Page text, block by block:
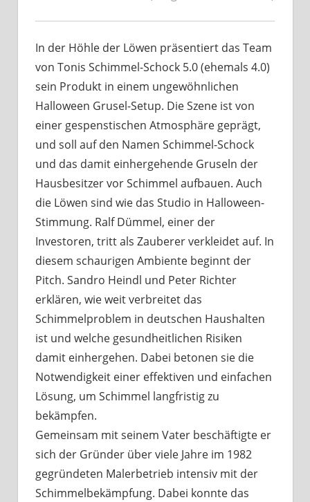
In der Höhle der Löwen präsentiert das Team
von Tonis Schimmel-Schock 5.0 (ehemals 4.0)
sein Produkt in einem ungewöhnlichen
Halloween Grusel-Setup. Die Szene ist von
einer gespenstischen Atmosphäre geprägt,
und soll auf den Namen Schimmel-Schock
und das damit einhergehende Gruseln der
Hausbesitzer vor Schimmel aufbauen. Auch
die Löwen sind wie das Studio in Halloween-
Stimmung. Ralf Dümmel, einer der
Investoren, tritt als Zauberer verkleidet auf. In
diesem schaurigen Ambiente beginnt der
Pitch. Sandro Heindl und Peter Richter
erklären, wie weit verbreitet das
Schimmelproblem in deutschen Haushalten
ist und welche gesundheitlichen Risiken
damit einhergehen. Dabei betonen sie die
Notwendigkeit einer effektiven und einfachen
Lösung, um Schimmel langfristig zu
bekämpfen.
Gemeinsam mit seinem Vater beschäftigte er
sich der Gründer über viele Jahre im 1982
gegründeten Malerbetrieb intensiv mit der
Schimmelbekämpfung. Dabei konnte das